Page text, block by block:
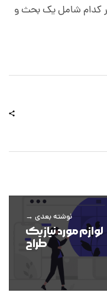
کدام شامل یک بحث و
نوشته بعدی
لوازم مورد نیاز یک
طراح